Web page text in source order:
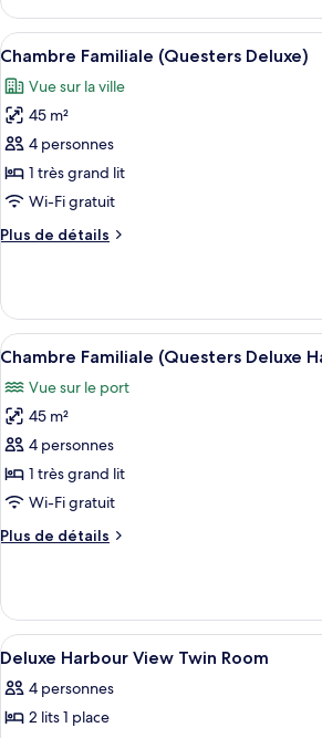
2
lits
une
place,
vue
port
le
type
de
Horizon,
Chambre,
lits
une
place,
vue
port
Afficher
toutes
les
photos
pour
ce
type
chambre :
(Questers
Deluxe)
Une
2
Chambre Familiale (Questers Deluxe)
Vue sur la ville
45 m²
4 personnes
1 très grand lit
Wi-Fi gratuit
Plus de détails
Plus
le
type
de
Chambre
Familiale
Deluxe)
Afficher
toutes
les
photos
pour
ce
type
chambre :
(Questers
Deluxe
Harbour)
Une
2
Chambre Familiale (Questers Deluxe
Vue sur le port
45 m²
4 personnes
1 très grand lit
Wi-Fi gratuit
Plus de détails
Plus
le
type
de
Chambre
Familiale
Afficher
toutes
les
photos
Une
7
Deluxe Harbour View Twin Room
4 personnes
2 lits 1 place